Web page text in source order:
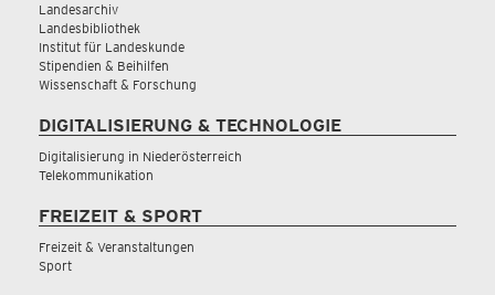
Landesarchiv
Landesbibliothek
Institut für Landeskunde
Stipendien & Beihilfen
Wissenschaft & Forschung
DIGITALISIERUNG & TECHNOLOGIE
Digitalisierung in Niederösterreich
Telekommunikation
FREIZEIT & SPORT
Freizeit & Veranstaltungen
Sport